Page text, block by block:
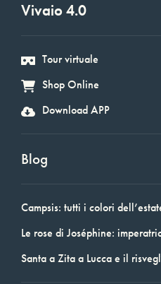
Vivaio 4.0
Tour virtuale
Shop Online
Download APP
Blog
Campsis: tutti i colori
Le rose di Joséphine:
Santa a Zita a Lucca e il